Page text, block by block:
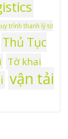
trình thanh lý tờ
Thủ Tục
Tờ khai
vận tải